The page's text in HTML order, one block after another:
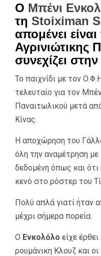
Ο Μπένι
τη Stoiximan
απομένει
Αγρινιώτικης
συνεχίζει
Το παιχνίδι με τον
τελευταίο για τον
Παναιτωλικού μετά
Κίνας.
Η αποχώρηση του
όλη την αναμέτρηση με
δεδομένη όπως και
κενό στο ρόστερ του
Πολύ απλά γιατί ήταν
μέχρι σήμερα πορεία.
Ο Ενκολόλο είχε
ρουμάνικη Κλουζ και